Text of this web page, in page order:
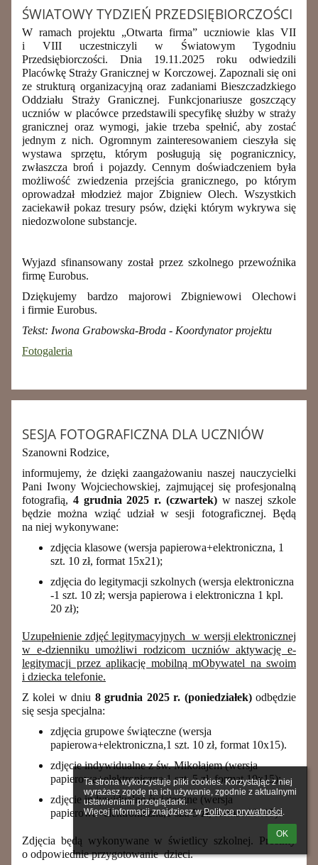
Ta strona wykorzystuje pliki cookies. Korzystając z niej
wyrażasz zgodę na ich używanie, zgodnie z aktualnymi
ustawieniami przeglądarki.
Więcej informacji znajdziesz w Polityce prywatności.
OK
ŚWIATOWY TYDZIEŃ PRZEDSIĘBIORCZOŚCI
W ramach projektu „Otwarta firma” uczniowie klas VII
i VIII uczestniczyli w Światowym Tygodniu
Przedsiębiorczości. Dnia 19.11.2025 roku odwiedzili
Placówkę Straży Granicznej w Korczowej. Zapoznali się oni
ze strukturą organizacyjną oraz zadaniami Bieszczadzkiego
Oddziału Straży Granicznej. Funkcjonariusze goszczący
uczniów w placówce przedstawilispecyfikę służby w straży
granicznej oraz wymogi, jakie trzeba spełnić, aby zostać
jednym z nich. Ogromnym zainteresowaniem cieszyła się
wystawa sprzętu, którym posługują się pogranicznicy,
zwłaszcza broń i pojazdy. Cennym doświadczeniem była
możliwość zwiedzenia przejścia granicznego,
po którym
oprowadzał młodzież major Zbigniew Olech. Wszystkich
zaciekawił pokaz tresury psów, dzięki którym wykrywa się
niedozwolone substancje.
Wyjazd sfinansowany został przezszkolnego przewoźnika
firmę Eurobus.
Dziękujemy bardzo majorowi Zbigniewowi Olechowi
i firmie Eurobus.
Tekst: Iwona Grabowska-Broda - Koordynator projektu
Fotogaleria
SESJA FOTOGRAFICZNA DLA UCZNIÓW
Szanowni Rodzice,
informujemy, że dzięki zaangażowaniu naszej nauczycielki
Pani Iwony Wojciechowskiej, zajmującej się profesjonalną
fotografią, 4 grudnia 2025 r. (czwartek)w naszej szkole
będzie można wziąć udział w sesji fotograficznej. Będą
na niej wykonywane:
zdjęcia klasowe (wersja papierowa+elektroniczna, 1
szt. 10 zł, format 15x21);
zdjęcia do legitymacji szkolnych (wersja elektroniczna
-1 szt. 10 zł; wersja papierowa i elektroniczna 1 kpl.
20 zł);
Uzupełnienie zdjęć legitymacyjnych w wersji elektronicznej
w e-dzienniku umożliwi rodzicom uczniów aktywację e-
legitymacji przez aplikację mobilną mObywatel na swoim
i dziecka telefonie.
Z kolei w dniu 8 grudnia 2025 r. (poniedziałek)odbędzie
się sesja specjalna:
zdjęcia grupowe świąteczne (wersja
papierowa+elektroniczna,1 szt. 10 zł, format 10x15).
zdjęcie indywidualne z św. Mikołajem (wersja
papierowa+elektroniczna,1 szt. 5 zł, format 10x15);
zdjęcie indywidualne świąteczne (wersja
papierowa+elektroniczna,1 szt. 5 zł, format 10x15).
Zdjęcia będą wykonywane w świetlicy szkolnej. Prosimy
o odpowiednie przygotowanie dzieci.